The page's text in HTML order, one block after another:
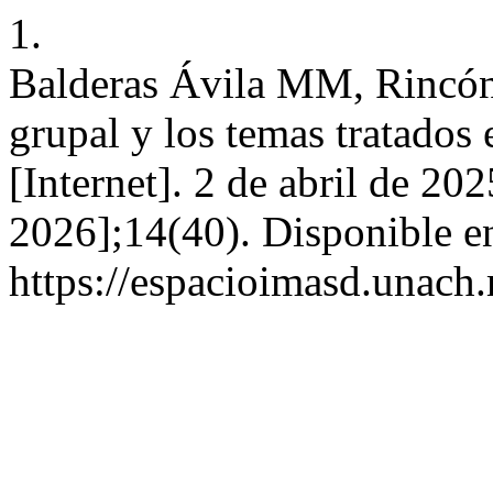
1.
Balderas Ávila MM,
grupal y los temas
[Internet]. 2 de abril de
2026];14(40). Disponible
https://